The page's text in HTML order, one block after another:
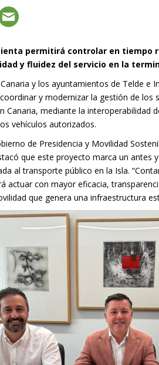
permitirá controlar en tiempo
y fluidez del servicio en la
Canaria y los ayuntamientos de Telde e
y modernizar la gestión de los
Canaria, mediante la interoperabilidad
vehículos autorizados.
de Presidencia y Movilidad
que este proyecto marca un antes
al transporte público en la Isla.
actuar con mayor eficacia,
que genera una infraestructura